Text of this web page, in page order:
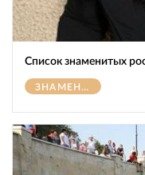
Список знаменитых
ЗНАМЕНИТОСТИ